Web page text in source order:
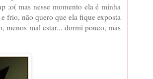
;o( mas nesse momento ela é minha
frio, não quero que ela fique exposta
menos mal estar... dormi pouco, mas